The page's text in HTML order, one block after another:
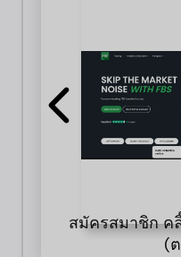
สมัครสมาชิก คลิ๊
(